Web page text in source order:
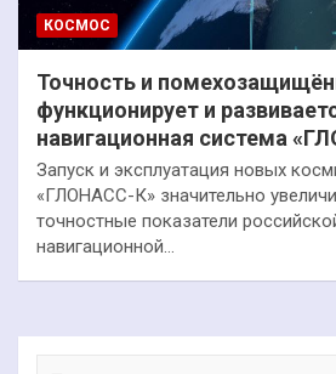
КОСМОС
Точность и
функционирует и
навигационная система
Запуск и эксплуатация новых
«ГЛОНАСС-К» значительно
точностные показатели
навигационной…